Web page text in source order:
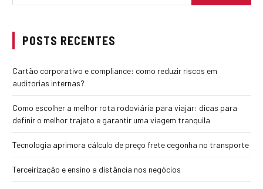
POSTS RECENTES
Cartão corporativo e compliance: como reduzir riscos em
auditorias internas?
Como escolher a melhor rota rodoviária para viajar: dicas para
definir o melhor trajeto e garantir uma viagem tranquila
Tecnologia aprimora cálculo de preço frete cegonha no transporte
Terceirização e ensino a distância nos negócios